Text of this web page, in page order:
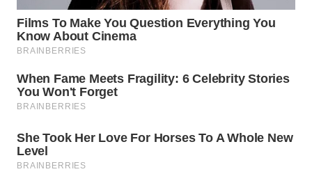
WN
BINTAN
WN
MANDALIKA
WN
LIKUPANG